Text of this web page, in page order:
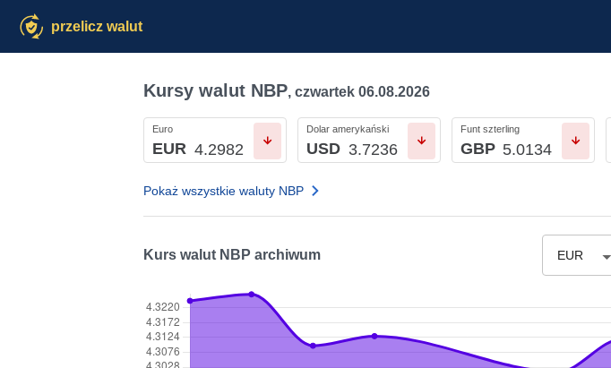
przelicz walut
Kursy walut NBP, czwartek 06.08.2026
Euro
EUR 4.2982
Dolar amerykański
USD 3.7236
Funt szterling
GBP 5.0134
Pokaż wszystkie waluty NBP
EUR
Kurs walut NBP archiwum